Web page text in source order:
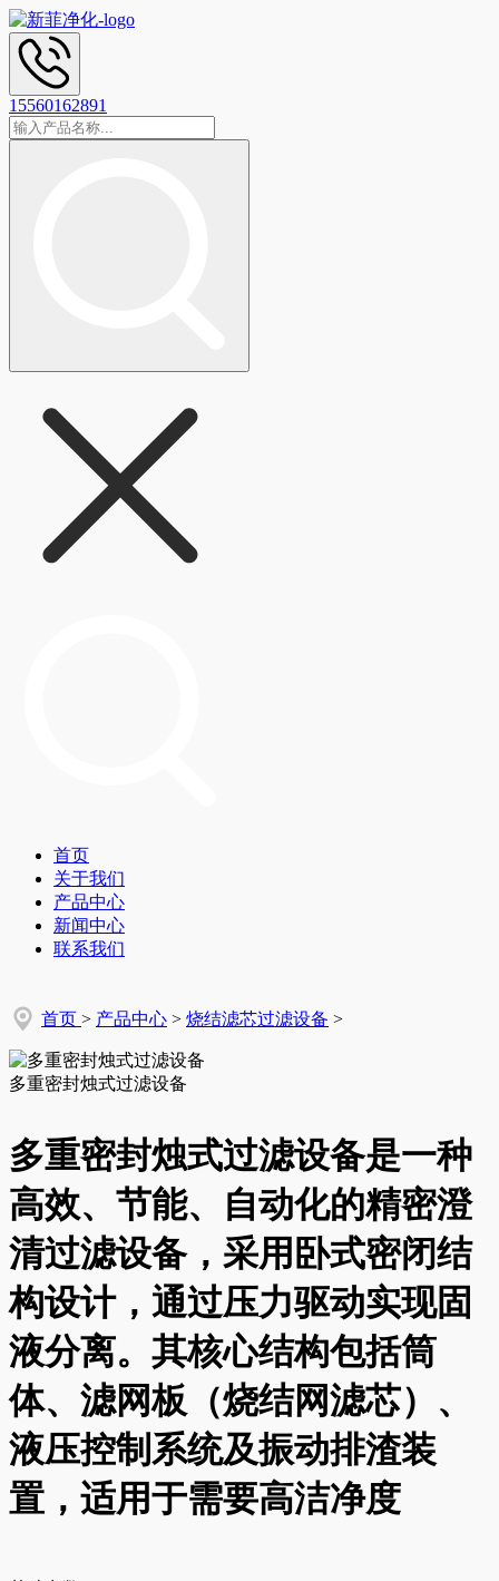
15560162891
首页
关于我们
产品中心
新闻中心
联系我们
首页 > 产品中心 > 烧结滤芯过滤设备 >
多重密封烛式过滤设备
多重密封烛式过滤设备是一种
高效、节能、自动化的精密澄
清过滤设备，采用卧式密闭结
构设计，通过压力驱动实现固
液分离。其核心结构包括筒
体、滤网板（烧结网滤芯）、
液压控制系统及振动排渣装
置，适用于需要高洁净度